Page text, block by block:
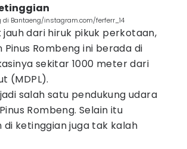
di Bantaeng/instagram.com/ferferr_14
dari hiruk pikuk perkotaan,
Pinus Rombeng ini berada di
sekitar 1000 meter dari
(MDPL).
salah satu pendukung udara
Rombeng. Selain itu
di ketinggian juga tak kalah